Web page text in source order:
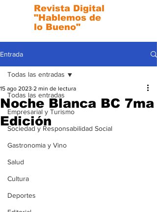
Revista Digital
"Hablemos de
lo Bueno"
Entrada
Todas las entradas
Empresarial y Turismo
Sociedad y Responsabilidad Social
Gastronomia y Vino
Salud
Cultura
Deportes
Todas las entradas
Noche Blanca BC 7ma
Edición
15 ago 2023 2 min de lectura